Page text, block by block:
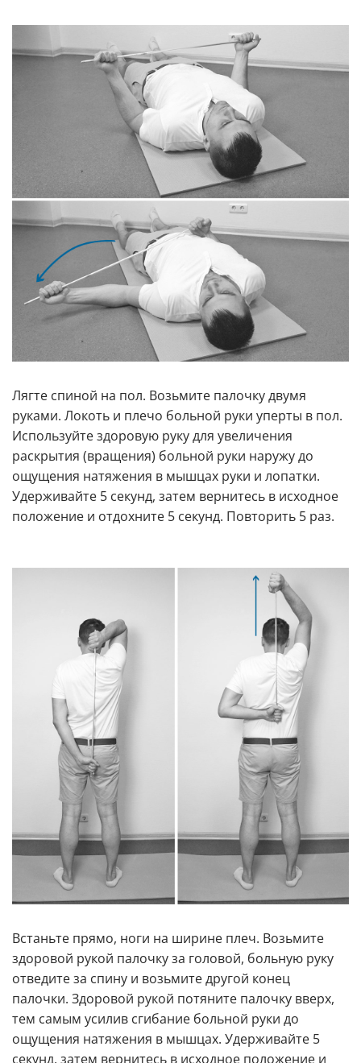
Лягте спиной на пол. Возьмите палочку двумя
руками. Локоть и плечо больной руки уперты в пол.
Используйте здоровую руку для увеличения
раскрытия (вращения) больной руки наружу до
ощущения натяжения в мышцах руки и лопатки.
Удерживайте 5 секунд, затем вернитесь в исходное
положение и отдохните 5 секунд. Повторить 5 раз.
Встаньте прямо, ноги на ширине плеч. Возьмите
здоровой рукой палочку за головой, больную руку
отведите за спину и возьмите другой конец
палочки. Здоровой рукой потяните палочку вверх,
тем самым усилив сгибание больной руки до
ощущения натяжения в мышцах. Удерживайте 5
секунд, затем вернитесь в исходное положение и